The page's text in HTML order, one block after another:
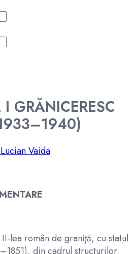
GRĂNICERESC
Vaida
lea român de graniţă, cu statul
din cadrul structurilor